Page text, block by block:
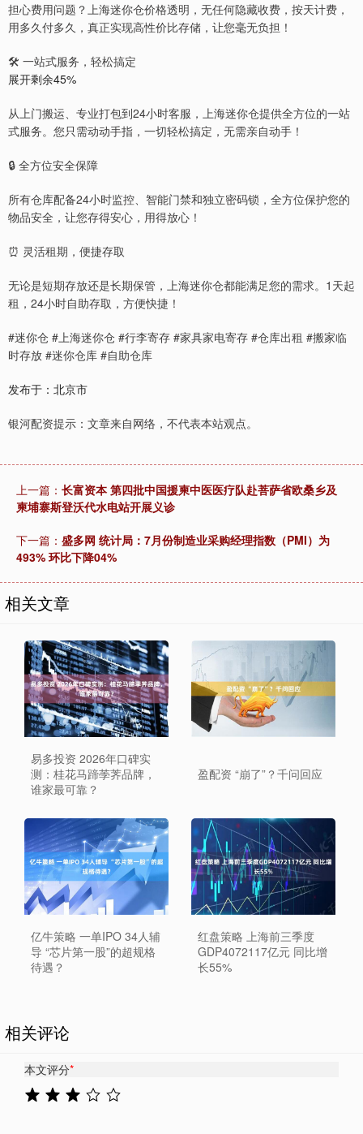
担心费用问题？上海迷你仓价格透明，无任何隐藏收费，按天计费，
用多久付多久，真正实现高性价比存储，让您毫无负担！
🛠 一站式服务，轻松搞定
展开剩余45%
从上门搬运、专业打包到24小时客服，上海迷你仓提供全方位的一站
式服务。您只需动动手指，一切轻松搞定，无需亲自动手！
🔒 全方位安全保障
所有仓库配备24小时监控、智能门禁和独立密码锁，全方位保护您的
物品安全，让您存得安心，用得放心！
⏰ 灵活租期，便捷存取
无论是短期存放还是长期保管，上海迷你仓都能满足您的需求。1天起
租，24小时自助存取，方便快捷！
#迷你仓 #上海迷你仓 #行李寄存 #家具家电寄存 #仓库出租 #搬家临
时存放 #迷你仓库 #自助仓库
发布于：北京市
银河配资提示：文章来自网络，不代表本站观点。
上一篇： 长富资本 第四批中国援柬中医医疗队赴菩萨省欧桑乡及
柬埔寨斯登沃代水电站开展义诊
下一篇： 盛多网 统计局：7月份制造业采购经理指数（PMI）为
493% 环比下降04%
相关文章
易多投资 2026年口碑实
测：桂花马蹄荸荠品牌，
谁家最可靠？
盈配资 “崩了”？千问回应
亿牛策略 一单IPO 34人辅
导 “芯片第一股”的超规格
待遇？
红盘策略 上海前三季度
GDP4072117亿元 同比增
长55%
相关评论
本文评分*